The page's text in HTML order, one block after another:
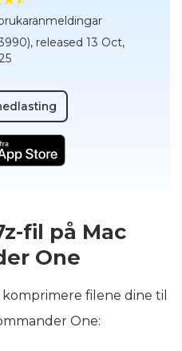
, released 13 Oct,
fil på Mac
One
filene dine til
One: